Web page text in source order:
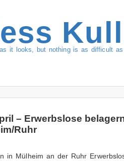
it looks, but nothing is as difficult
– Erwerbslose
Ruhr
in Mülheim an der Ruhr